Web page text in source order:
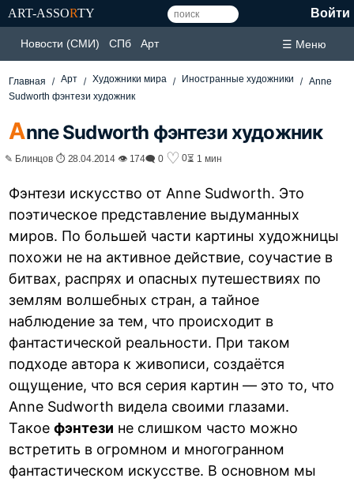
ART-ASSORTY Войти
Новости (СМИ) СПб Арт ☰ Меню
Главная Арт Художники мира Иностранные художники
Anne
Sudworth фэнтези художник
Anne Sudworth фэнтези художник
✎ Блинцов ⏱ 28.04.2014 👁 174🗨 0 ♡ 0⏳ 1 мин
Фэнтези искусство от Anne Sudworth. Это
поэтическое представление выдуманных
миров. По большей части картины художницы
похожи не на активное действие, соучастие в
битвах, распрях и опасных путешествиях по
землям волшебных стран, а тайное
наблюдение за тем, что происходит в
фантастической реальности. При таком
подходе автора к живописи, создаётся
ощущение, что вся серия картин — это то, что
Anne Sudworth видела своими глазами.
Такоефэнтези не слишком часто можно
встретить в огромном и многогранном
фантастическом искусстве. В основном мы